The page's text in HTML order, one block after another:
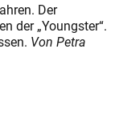
Der
der „Youngster“.
Von Petra